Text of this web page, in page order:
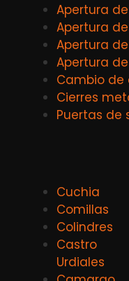
Apertura
Apertura
Apertura
Apertura
Cambio de
Cierres
Puertas de
Cuchia
Comillas
Colindres
Castro
Urdiales